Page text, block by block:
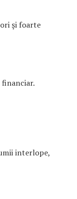
şi foarte
interlope,